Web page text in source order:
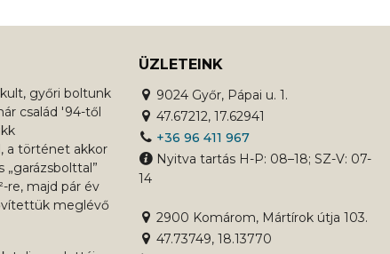
győri boltunk
család '94-től
a történet akkor
„garázsbolttal”
re, majd pár év
meglévő
ÜZLETEINK
9024 Győr, Pápai u. 1.
47.67212, 17.62941
+36 96 411 967
Nyitva tartás H-P: 08–18; SZ-V: 07-
14
2900 Komárom, Mártírok útja 103.
47.73749, 18.13770